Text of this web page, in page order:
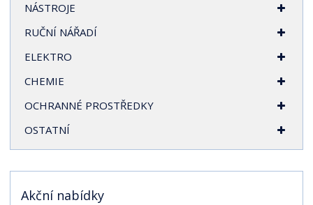
NÁSTROJE
RUČNÍ NÁŘADÍ
ELEKTRO
CHEMIE
OCHRANNÉ PROSTŘEDKY
OSTATNÍ
Akční nabídky